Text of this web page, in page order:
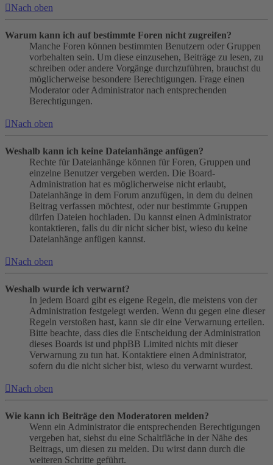
Nach oben
Warum kann ich auf bestimmte Foren nicht zugreifen?
Manche Foren können bestimmten Benutzern oder Gruppen
vorbehalten sein. Um diese einzusehen, Beiträge zu lesen, zu
schreiben oder andere Vorgänge durchzuführen, brauchst du
möglicherweise besondere Berechtigungen. Frage einen
Moderator oder Administrator nach entsprechenden
Berechtigungen.
Nach oben
Weshalb kann ich keine Dateianhänge anfügen?
Rechte für Dateianhänge können für Foren, Gruppen und
einzelne Benutzer vergeben werden. Die Board-
Administration hat es möglicherweise nicht erlaubt,
Dateianhänge in dem Forum anzufügen, in dem du deinen
Beitrag verfassen möchtest, oder nur bestimmte Gruppen
dürfen Dateien hochladen. Du kannst einen Administrator
kontaktieren, falls du dir nicht sicher bist, wieso du keine
Dateianhänge anfügen kannst.
Nach oben
Weshalb wurde ich verwarnt?
In jedem Board gibt es eigene Regeln, die meistens von der
Administration festgelegt werden. Wenn du gegen eine dieser
Regeln verstoßen hast, kann sie dir eine Verwarnung erteilen.
Bitte beachte, dass dies die Entscheidung der Administration
dieses Boards ist und phpBB Limited nichts mit dieser
Verwarnung zu tun hat. Kontaktiere einen Administrator,
sofern du die nicht sicher bist, wieso du verwarnt wurdest.
Nach oben
Wie kann ich Beiträge den Moderatoren melden?
Wenn ein Administrator die entsprechenden Berechtigungen
vergeben hat, siehst du eine Schaltfläche in der Nähe des
Beitrags, um diesen zu melden. Du wirst dann durch die
weiteren Schritte geführt.